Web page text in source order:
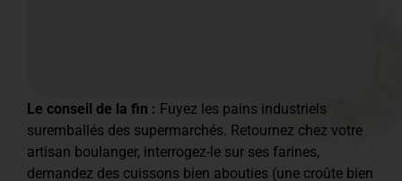
Le conseil de la fin : Fuyez les pains industriels
suremballés des supermarchés. Retournez chez votre
artisan boulanger, interrogez-le sur ses farines,
demandez des cuissons bien abouties (une croûte bien